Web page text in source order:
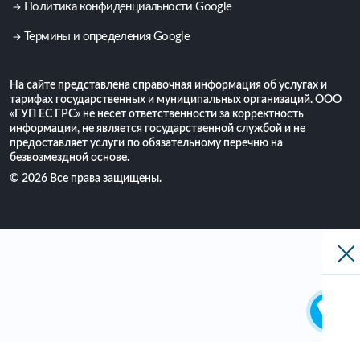
Политика конфиденциальности Google
Термины и определения Google
На сайте представлена справочная информация об услугах и
тарифах государственных и муниципальных организаций. ООО
«ГУП ЕС ГРС» не несет ответственности за корректность
информации, не является государственной службой и не
предоставляет услуги по обязательному перечню на
безвозмездной основе.
© 2026 Все права защищены.